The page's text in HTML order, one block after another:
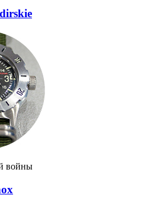
войны